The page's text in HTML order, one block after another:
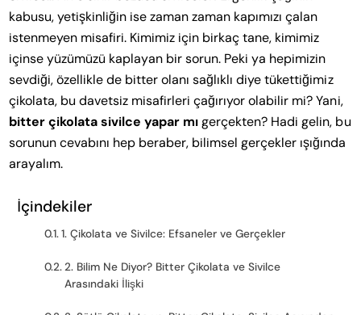
kabusu, yetişkinliğin ise zaman zaman kapımızı çalan
istenmeyen misafiri. Kimimiz için birkaç tane, kimimiz
içinse yüzümüzü kaplayan bir sorun. Peki ya hepimizin
sevdiği, özellikle de bitter olanı sağlıklı diye tükettiğimiz
çikolata, bu davetsiz misafirleri çağırıyor olabilir mi? Yani,
bitter çikolata sivilce yapar mıgerçekten? Hadi gelin, bu
sorunun cevabını hep beraber, bilimsel gerçekler ışığında
arayalım.
İçindekiler
1. Çikolata ve Sivilce: Efsaneler ve Gerçekler
2. Bilim Ne Diyor? Bitter Çikolata ve Sivilce
Arasındaki İlişki